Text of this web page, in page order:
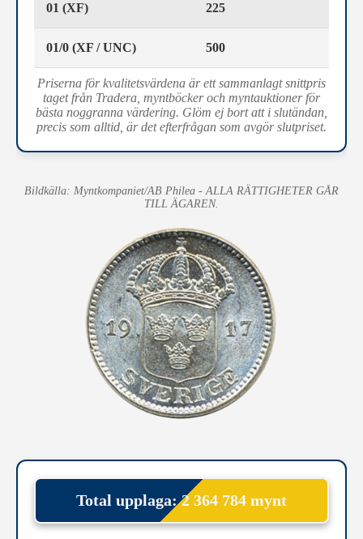
01 (XF) 225
01/0 (XF / UNC) 500
Priserna för kvalitetsvärdena är ett sammanlagt snittpris
taget från Tradera, myntböcker och myntauktioner för
bästa noggranna värdering. Glöm ej bort att i slutändan,
precis som alltid, är det efterfrågan som avgör slutpriset.
Bildkälla: Myntkompaniet/AB Philea - ALLA RÄTTIGHETER GÅR
TILL ÄGAREN.
Total upplaga: 2 364 784 mynt